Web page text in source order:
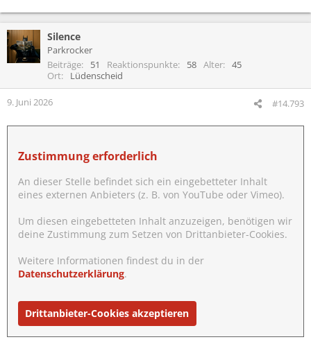
Silence
Parkrocker
Beiträge
51 Reaktionspunkte 58 Alter
45
Ort
Lüdenscheid
9. Juni 2026 #14.793
Zustimmung erforderlich
An dieser Stelle befindet sich ein eingebetteter Inhalt
eines externen Anbieters (z. B. von YouTube oder Vimeo).
Um diesen eingebetteten Inhalt anzuzeigen, benötigen wir
deine Zustimmung zum Setzen von Drittanbieter-Cookies.
Weitere Informationen findest du in der
Datenschutzerklärung.
Drittanbieter-Cookies akzeptieren